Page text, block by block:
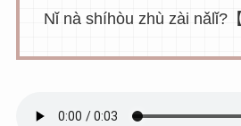
Nǐ nà shíhòu zhù zài nǎlǐ?